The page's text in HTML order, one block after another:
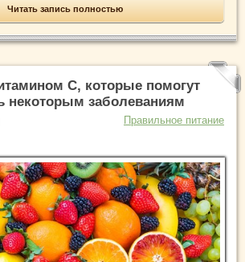
Читать запись полностью
С, которые помогут
некоторым заболеваниям
Правильное питание